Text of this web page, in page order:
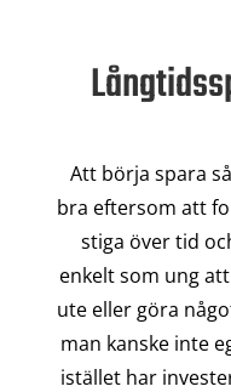
Att börja spara
bra eftersom att
stiga över tid
enkelt som ung
ute eller göra
man kanske inte
istället har